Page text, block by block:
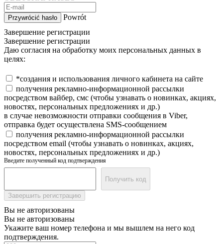
Przywrócić hasło
Powrót
Завершение регистрации
Завершение регистрации
Даю согласия на обработку моих персональных данных в
целях:
*создания и использования личного кабинета на сайте
получения рекламно-информационной рассылки
посредством вайбер, смс (чтобы узнавать о новинках, акциях,
новостях, персональных предложениях и др.)
в случае невозможности отправки сообщения в Viber,
отправка будет осуществлена SMS-сообщением
получения рекламно-информационной рассылки
посредством email (чтобы узнавать о новинках, акциях,
новостях, персональных предложениях и др.)
Введите полученный код подтверждения
Получить код
Завершить регистрацию
Вы не авторизованы
Вы не авторизованы
Укажите ваш номер телефона и мы вышлем на него код
подтверждения.